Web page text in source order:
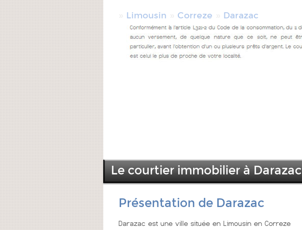
Limousin Correze Darazac
Le courtier immobilier à Darazac
Présentation de Darazac
Darazac est une ville située en Limousin en Correze